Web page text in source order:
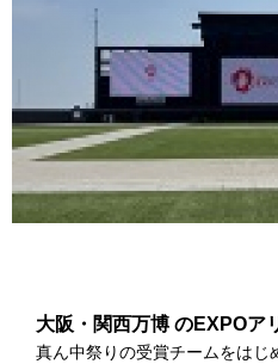
大阪・関西万博 のEXPOア
真ん中祭りの受賞チームをはじ